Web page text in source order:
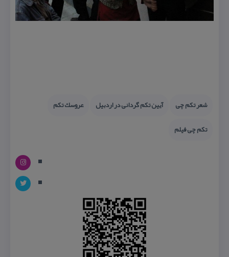
شعر تكم چی آیین تكم گردانی در اردبیل
عروسك تكم
تكم چی فیلم